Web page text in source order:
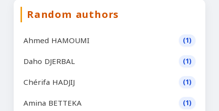
Random authors
Ahmed HAMOUMI (1)
Daho DJERBAL (1)
Chérifa HADJIJ (1)
Amina BETTEKA (1)